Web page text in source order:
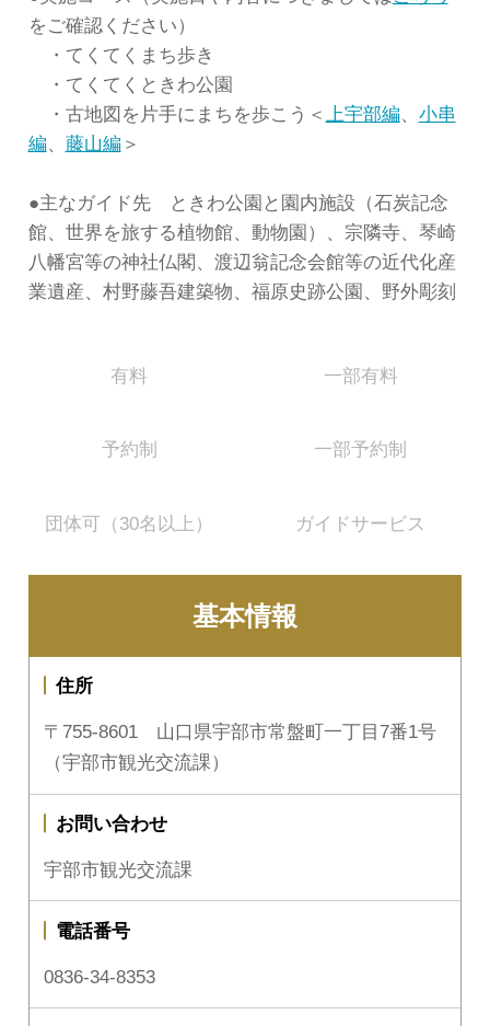
をご確認ください）
・てくてくまち歩き
・てくてくときわ公園
・古地図を片手にまちを歩こう＜ 上宇部編、 小串
編、 藤山編 ＞
●主なガイド先 ときわ公園と園内施設（石炭記念
館、世界を旅する植物館、動物園）、宗隣寺、琴崎
八幡宮等の神社仏閣、渡辺翁記念会館等の近代化産
業遺産、村野藤吾建築物、福原史跡公園、野外彫刻
有料 一部有料
予約制 一部予約制
団体可（30名以上） ガイドサービス
基本情報
住所
〒755-8601 山口県宇部市常盤町一丁目7番1号
（宇部市観光交流課）
お問い合わせ
宇部市観光交流課
電話番号
0836-34-8353